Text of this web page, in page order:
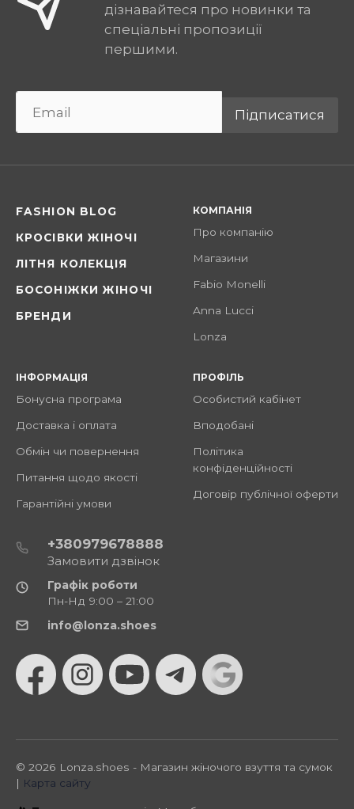
дізнавайтеся про новинки та
спеціальні пропозиції
першими.
Підписатися
FASHION BLOG
КРОСІВКИ ЖІНОЧІ
ЛІТНЯ КОЛЕКЦІЯ
БОСОНІЖКИ ЖІНОЧІ
БРЕНДИ
КОМПАНІЯ
Про компанію
Магазини
Fabio Monelli
Anna Lucci
Lonza
ІНФОРМАЦІЯ
Бонусна програма
Доставка і оплата
Обмін чи повернення
Питання щодо якості
Гарантійні умови
ПРОФІЛЬ
Особистий кабінет
Вподобані
Політика
конфіденційності
Договір публічної оферти
+380979678888
Замовити дзвінок
Графік роботи
Пн-Нд 9:00 – 21:00
info@lonza.shoes
© 2026 Lonza.shoes - Магазин жіночого взуття та сумок
| Карта сайту